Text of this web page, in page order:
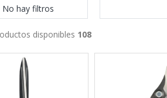
No hay filtros
disponibles 108